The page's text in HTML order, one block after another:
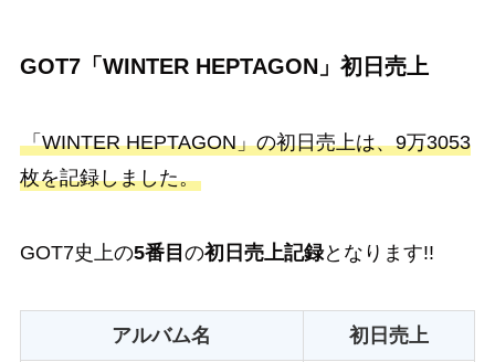
GOT7「WINTER HEPTAGON」初日売上
「WINTER HEPTAGON」の初日売上は、9万3053
枚を記録しました。
GOT7史上の5番目 の初日売上記録となります!!
アルバム名 初日売上